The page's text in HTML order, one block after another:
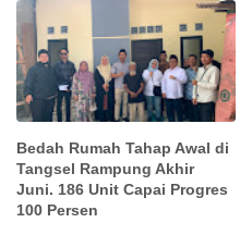
Bedah Rumah Tahap Awal di
Tangsel Rampung Akhir
Juni. 186 Unit Capai Progres
100 Persen